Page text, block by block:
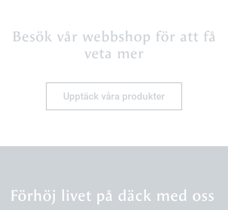
Besök vår webbshop för att få
veta mer
Upptäck våra produkter
Förhöj livet på däck med oss